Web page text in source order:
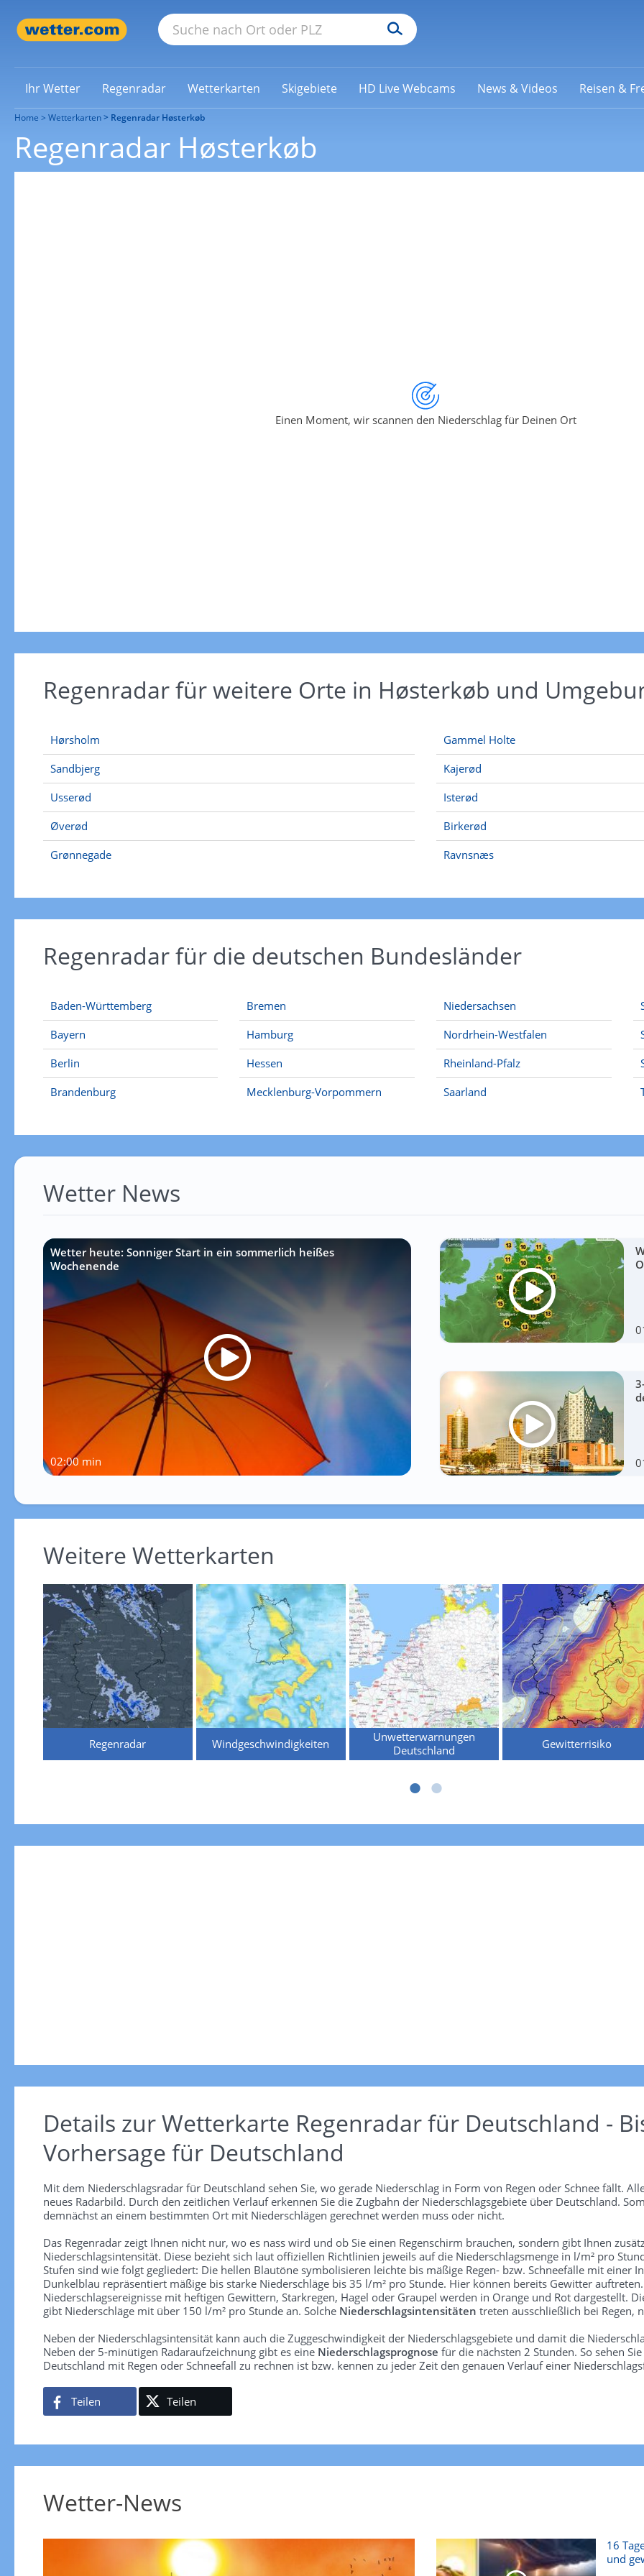
Ihr Wetter Regenradar Wetterkarten Skigebiete HD Live Webcams News & Videos Reisen &
Home Wetterkarten Regenradar Høsterkøb
Regenradar Høsterkøb
Einen Moment, wir scannen den Niederschlag für Deinen Ort
Regenradar für weitere Orte in Høsterkøb und
Hørsholm
Sandbjerg
Usserød
Øverød
Grønnegade
Gammel Holte
Kajerød
Isterød
Birkerød
Ravnsnæs
Regenradar für die deutschen Bundesländer
Baden-Württemberg
Bayern
Berlin
Brandenburg
Bremen
Hamburg
Hessen
Mecklenburg-Vorpommern
Niedersachsen
Nordrhein-Westfalen
Rheinland-Pfalz
Saarland
Wetter News
Wetter heute: Sonniger Start in ein sommerlich heißes
Wochenende
02:00 min
Weitere Wetterkarten
Regenradar Windgeschwindigkeiten
Unwetterwarnungen
Deutschland
Gewitterrisiko
Details zur Wetterkarte Regenradar für Deutschland -
Vorhersage für Deutschland
Mit dem Niederschlagsradar für Deutschland sehen Sie, wo gerade Niederschlag in Form von Regen oder Schnee fällt.
neues Radarbild. Durch den zeitlichen Verlauf erkennen Sie die Zugbahn der Niederschlagsgebiete über Deutschland.
demnächst an einem bestimmten Ort mit Niederschlägen gerechnet werden muss oder nicht.
Das Regenradar zeigt Ihnen nicht nur, wo es nass wird und ob Sie einen Regenschirm brauchen, sondern gibt Ihnen
Niederschlagsintensität. Diese bezieht sich laut offiziellen Richtlinien jeweils auf die Niederschlagsmenge in l/m² pro
Stufen sind wie folgt gegliedert: Die hellen Blautöne symbolisieren leichte bis mäßige Regen- bzw. Schneefälle mit einer
Dunkelblau repräsentiert mäßige bis starke Niederschläge bis 35 l/m² pro Stunde. Hier können bereits Gewitter
Niederschlagsereignisse mit heftigen Gewittern, Starkregen, Hagel oder Graupel werden in Orange und Rot dargestellt.
gibt Niederschläge mit über 150 l/m² pro Stunde an. Solche Niederschlagsintensitäten treten ausschließlich bei Regen,
Neben der Niederschlagsintensität kann auch die Zuggeschwindigkeit der Niederschlagsgebiete und damit die
Neben der 5-minütigen Radaraufzeichnung gibt es eine Niederschlagsprognose für die nächsten 2 Stunden. So sehen
Deutschland mit Regen oder Schneefall zu rechnen ist bzw. kennen zu jeder Zeit den genauen Verlauf einer
Teilen Teilen
Wetter-News
16
und